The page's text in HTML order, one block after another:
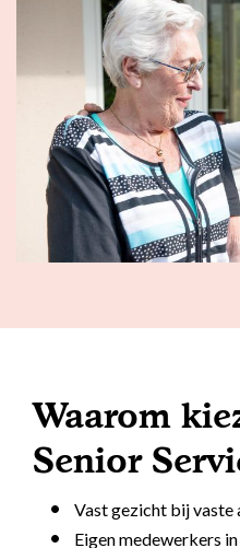
Waarom
Senior
Vast gezicht bij vaste
Eigen medewerkers